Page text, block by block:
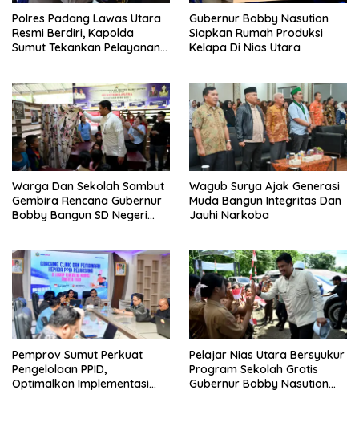
Polres Padang Lawas Utara
Resmi Berdiri, Kapolda
Sumut Tekankan Pelayanan
Gubernur Bobby Nasution
Siapkan Rumah Produksi
Kelapa Di Nias Utara
Warga Dan Sekolah Sambut
Gembira Rencana Gubernur
Bobby Bangun SD Negeri
Wagub Surya Ajak Generasi
Muda Bangun Integritas Dan
Jauhi Narkoba
Pemprov Sumut Perkuat
Pengelolaan PPID,
Optimalkan Implementasi
Pelajar Nias Utara Bersyukur
Program Sekolah Gratis
Gubernur Bobby Nasution